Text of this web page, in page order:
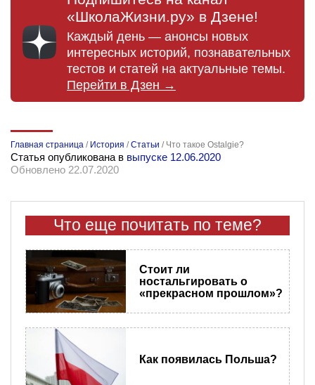
«ШколаЖизни.ру» в Дзене!
Каждый день — анонсы новых
интересных историй, познавательных
тестов и статей на актуальные темы.
Перейти в Дзен →
Главная страница / История /Статьи / Что такое Ostalgie?
Статья опубликована в выпуске 12.06.2020
Обновлено 22.07.2020
Что еще почитать по теме?
Стоит ли
ностальгировать о
«прекрасном прошлом»?
Как появилась Польша?